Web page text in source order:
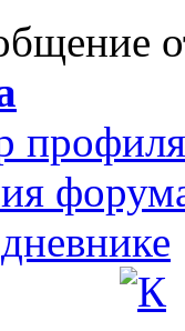
профиля